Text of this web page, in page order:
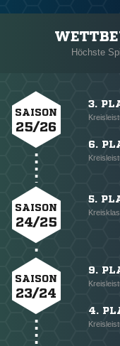
Höchste
SAISON
25/26
3.
6.
SAISON
24/25
5.
SAISON
23/24
9.
4.